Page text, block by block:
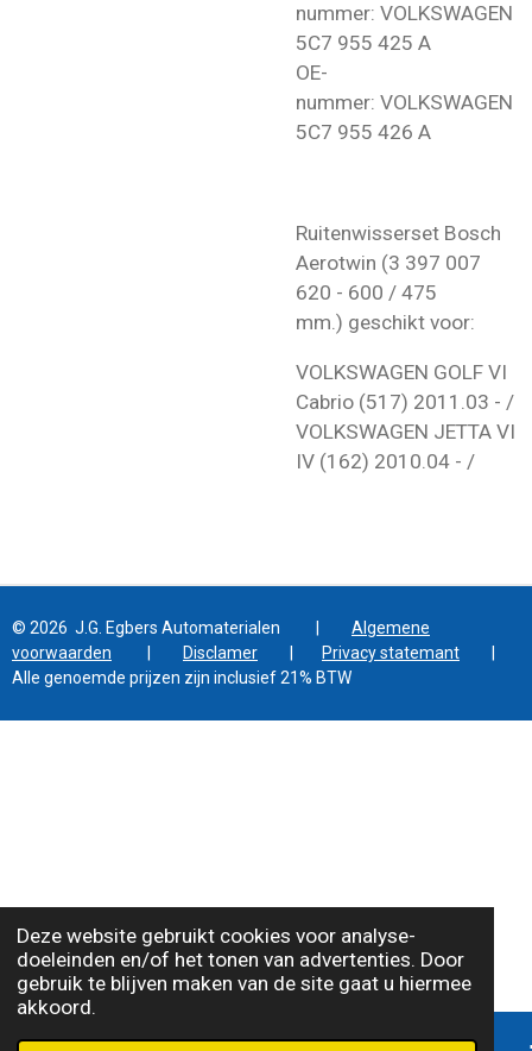
Deze website gebruikt cookies voor analyse-
doeleinden en/of het tonen van advertenties. Door
gebruik te blijven maken van de site gaat u hiermee
akkoord.
nummer: VOLKSWAGEN
5C7 955 425 A
OE-
nummer: VOLKSWAGEN
5C7 955 426 A
Ruitenwisserset Bosch
Aerotwin (3 397 007
620 - 600 / 475
mm.) geschikt voor:
VOLKSWAGEN GOLF VI
Cabrio (517) 2011.03 - /
VOLKSWAGEN JETTA VI
IV (162) 2010.04 - /
© 2026 J.G. Egbers Automaterialen | Algemene
voorwaarden
Disclamer Privacy statemant
Alle genoemde prijzen zijn inclusief 21% BTW